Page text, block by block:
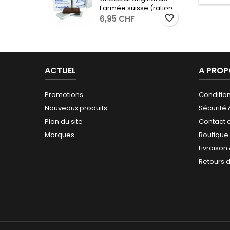
entre les deux! Poids :
50g
l'armée suisse (ration
de secours) avec 53%
de cacao. - 2 portions
6,95 CHF favorite_border
ACTUEL
Promotions
Nouveaux produits
Plan du site
Marques
A
Sécurité
Contact
Retours